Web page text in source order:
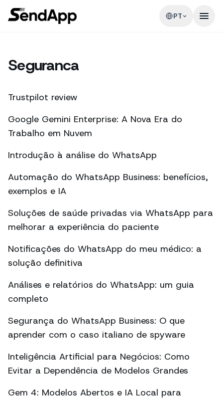
PT
Seguranca
Trustpilot review
Google Gemini Enterprise: A Nova Era do
Trabalho em Nuvem
Introdução à análise do WhatsApp
Automação do WhatsApp Business: benefícios,
exemplos e IA
Soluções de saúde privadas via WhatsApp para
melhorar a experiência do paciente
Notificações do WhatsApp do meu médico: a
solução definitiva
Análises e relatórios do WhatsApp: um guia
completo
Segurança do WhatsApp Business: O que
aprender com o caso italiano de spyware
Inteligência Artificial para Negócios: Como
Evitar a Dependência de Modelos Grandes
Gem 4: Modelos Abertos e IA Local para